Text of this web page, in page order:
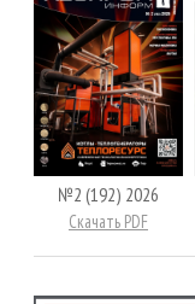
№2 (192) 2026
Скачать PDF